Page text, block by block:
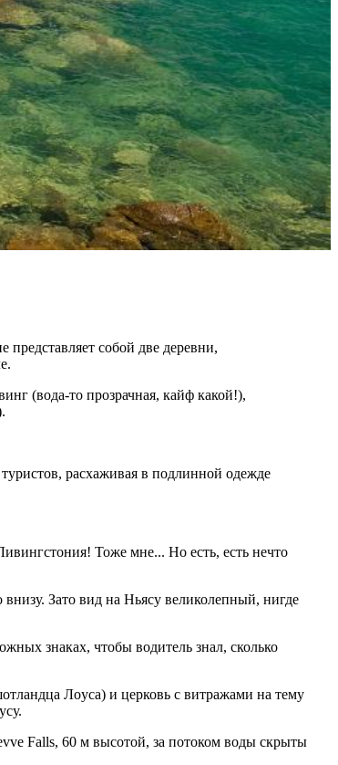
собой две деревни,
(вода-то прозрачная, кайф какой!),
расхаживая в подлинной одежде
Тоже мне... Но есть, есть нечто
Зато вид на Ньясу великолепный, нигде
знаках, чтобы водитель знал, сколько
Лoyca) и церковь с витражами на тему
Falls, 60 м высотой, за потоком воды скрыты